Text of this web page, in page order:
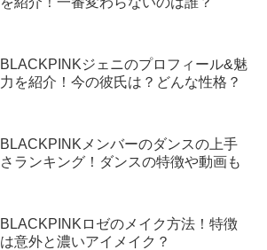
BLACKPINKジェニのプロフィール&魅
力を紹介！今の彼氏は？どんな性格？
BLACKPINKメンバーのダンスの上手
さランキング！ダンスの特徴や動画も
BLACKPINKロゼのメイク方法！特徴
は意外と濃いアイメイク？